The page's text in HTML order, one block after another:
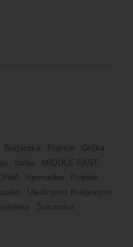
Bugarska France
Grčka
Italija
MIDDLE EAST
Njemačka
Poljska
Ujedinjeno Kraljevstvo
Švicarska